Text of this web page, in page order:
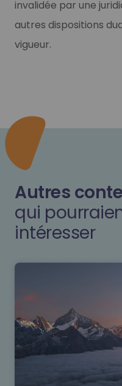
invalidée par une
autres dispositions
vigueur.
Autres
qui
intéresser